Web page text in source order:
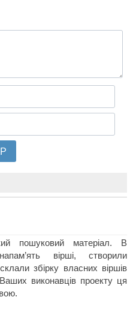
пошуковий матеріал. В
вірші, створили
збірку власних віршів
виконавців проекту ця